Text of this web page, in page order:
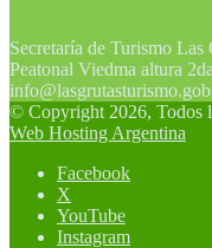
Secretaría de Turismo
Peatonal Viedma altura
© Copyright 2026, Todos
Web Hosting Argentina
Facebook
X
YouTube
Instagram